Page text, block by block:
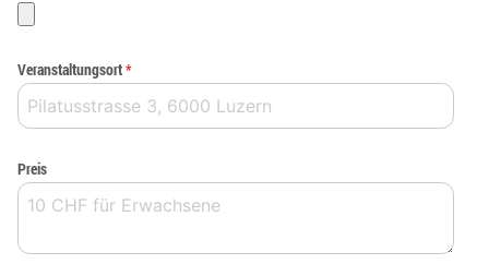
Veranstaltungsort*
Preis